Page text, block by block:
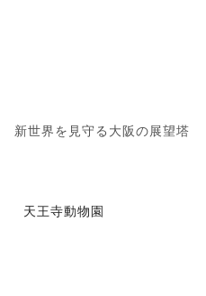
新世界を見守る大阪の展望塔
天王寺動物園